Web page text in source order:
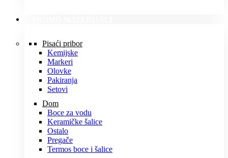
Pisaći pribor
Kemijske
Markeri
Olovke
Pakiranja
Setovi
Dom
Boce za vodu
Keramičke šalice
Ostalo
Pregače
Termos boce i šalice